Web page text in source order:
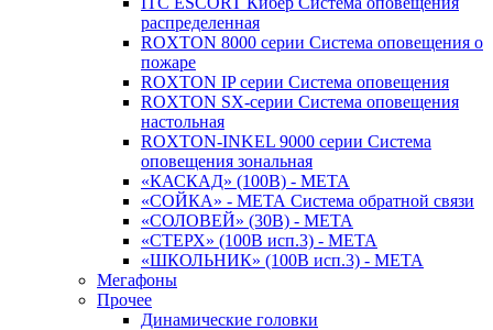
распределенная
ROXTON 8000 серии Система оповещения о
пожаре
ROXTON IP серии Система оповещения
ROXTON SX-серии Система оповещения
настольная
ROXTON-INKEL 9000 серии Система
оповещения зональная
«КАСКАД» (100В) - МЕТА
«СОЙКА» - МЕТА Система обратной связи
«СОЛОВЕЙ» (30В) - МЕТА
«СТЕРХ» (100В исп.3) - МЕТА
«ШКОЛЬНИК» (100В исп.3) - МЕТА
Мегафоны
Прочее
Динамические головки